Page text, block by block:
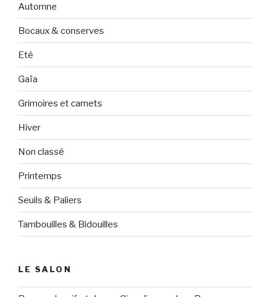
Automne
Bocaux & conserves
Eté
Gaïa
Grimoires et carnets
Hiver
Non classé
Printemps
Seuils & Paliers
Tambouilles & Bidouilles
LE SALON